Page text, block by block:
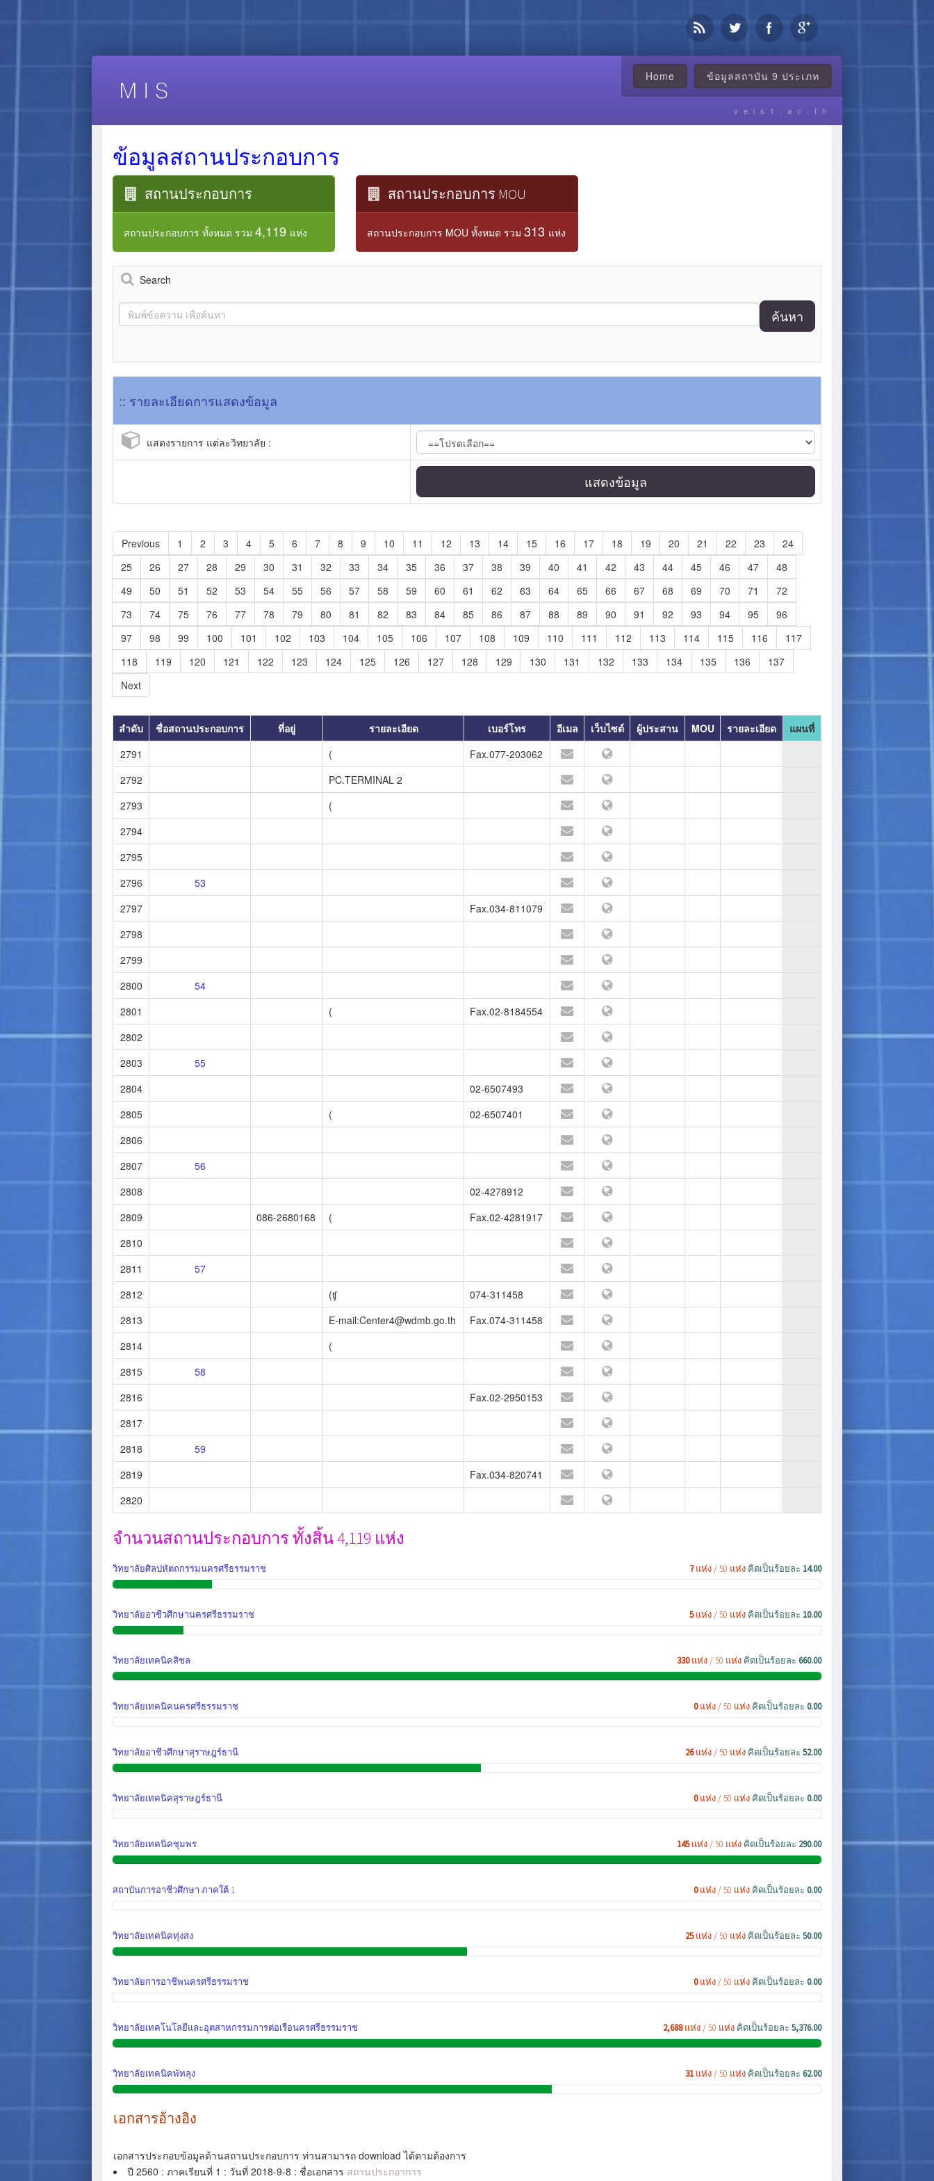
veis1.ac.th
Home ข้อมูลสถาบัน 9 ประเภท
ข้อมูลสถานประกอบการ
สถานประกอบการ
สถานประกอบการ ทั้งหมด รวม 4,119 แห่ง
สถานประกอบการ MOU
สถานประกอบการ MOU ทั้งหมด รวม 313 แห่ง
Search
ค้นหา
:: รายละเอียดการแสดงข้อมูล
แสดงรายการ แต่ละวิทยาลัย :
แสดงข้อมูล
Previous 1 2 3 4 5 6 7 8 9 10 11 12 13 14 15 16 17 18 19 20 21 22 23
24
25
26 27 28 29 30 31 32 33 34 35 36 37 38 39 40 41 42 43 44 45 46 47
48
49
50 51 52 53 54 55 56 57 58 59 60 61 62 63 64 65 66 67 68 69 70 71
72
73
74 75 76 77 78 79 80 81 82 83 84 85 86 87 88 89 90 91 92 93 94 95
96
97
98 99 100 101 102 103 104 105 106 107 108 109 110 111 112 113 114 115 116
117
118
119 120 121 122 123 124 125 126 127 128 129 130 131 132 133 134 135 136
137
Next
ลำดับ ชื่อสถานประกอบการ ที่อยู่ รายละเอียด เบอร์โทร อีเมล เว็บไซต์ ผู้ประสาน MOU รายละเอียด
แผนที่
2791
(
Fax.077-203062
2792
PC.TERMINAL 2
2793
(
2794
2795
2796
53
2797
Fax.034-811079
2798
2799
2800
54
2801
(
Fax.02-8184554
2802
2803
55
2804
02-6507493
2805
(
02-6507401
2806
2807
56
2808
02-4278912
2809
086-2680168 (
Fax.02-4281917
2810
2811
57
2812
(ʧ
074-311458
2813
E-mail:Center4@wdmb.go.th
Fax.074-311458
2814
(
2815
58
2816
Fax.02-2950153
2817
2818
59
2819
Fax.034-820741
2820
จำนวนสถานประกอบการ ทั้งสิ้น 4,119 แห่ง
วิทยาลัยศิลปหัตถกรรมนครศรีธรรมราช 7แห่ง / 50 แห่ง คิดเป็นร้อยละ 14.00
วิทยาลัยอาชีวศึกษานครศรีธรรมราช 5แห่ง / 50 แห่ง คิดเป็นร้อยละ 10.00
วิทยาลัยเทคนิคสิชล 330แห่ง / 50 แห่ง คิดเป็นร้อยละ 660.00
วิทยาลัยเทคนิคนครศรีธรรมราช 0แห่ง / 50 แห่ง คิดเป็นร้อยละ 0.00
วิทยาลัยอาชีวศึกษาสุราษฎร์ธานี 26แห่ง / 50 แห่ง คิดเป็นร้อยละ 52.00
วิทยาลัยเทคนิคสุราษฎร์ธานี 0แห่ง / 50 แห่ง คิดเป็นร้อยละ 0.00
วิทยาลัยเทคนิคชุมพร 145แห่ง / 50 แห่ง คิดเป็นร้อยละ 290.00
สถาบันการอาชีวศึกษา ภาคใต้ 1 0แห่ง / 50 แห่ง คิดเป็นร้อยละ 0.00
วิทยาลัยเทคนิคทุ่งสง 25แห่ง / 50 แห่ง คิดเป็นร้อยละ 50.00
วิทยาลัยการอาชีพนครศรีธรรมราช 0แห่ง / 50 แห่ง คิดเป็นร้อยละ 0.00
วิทยาลัยเทคโนโลยีและอุตสาหกรรมการต่อเรือนครศรีธรรมราช 2,688แห่ง / 50 แห่ง คิดเป็นร้อยละ 5,376.00
วิทยาลัยเทคนิคพัทลุง 31แห่ง / 50 แห่ง คิดเป็นร้อยละ 62.00
เอกสารอ้างอิง
เอกสารประกอบข้อมูลด้านสถานประกอบการ ท่านสามารถ download ได้ตามต้องการ
ปี 2560 : ภาคเรียนที่ 1 : วันที่ 2018-9-8 : ชื่อเอกสาร สถานประกอาการ